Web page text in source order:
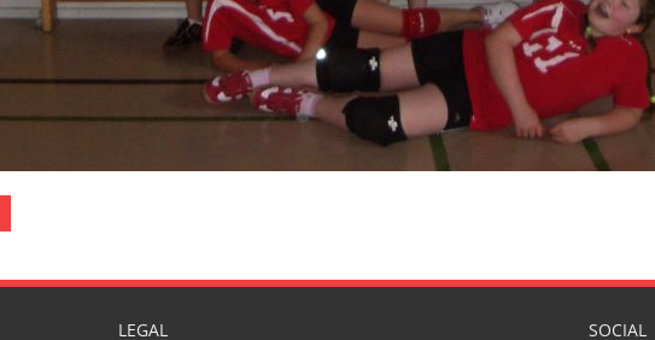
LEGAL SOCIAL